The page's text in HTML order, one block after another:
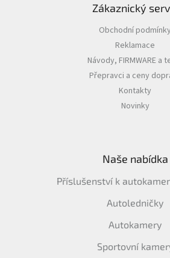
Zákaznický
Obchodní podmínky
Reklamace
Návody, FIRMWARE a
Přepravci a ceny
Kontakty
Novinky
Naše nabídka
Příslušenství k
Autoledničky
Autokamery
Sportovní